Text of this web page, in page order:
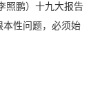
照鹏）十九大报告
本性问题，必须始